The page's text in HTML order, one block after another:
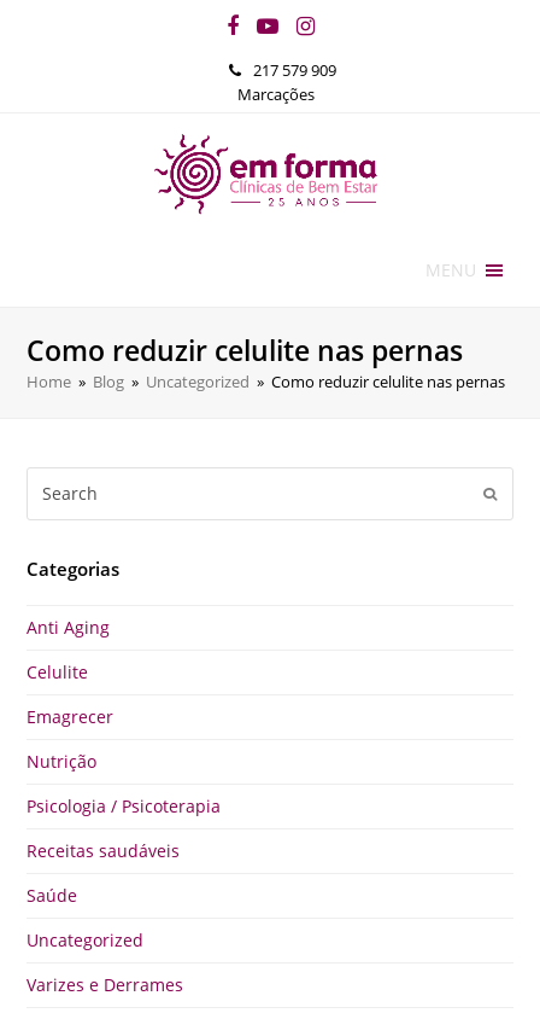
Facebook
YouTubeInstagram
217 579 909
Marcações
MENU
Como reduzir celulite nas pernas
Home » Blog » Uncategorized » Como reduzir celulite nas pernas
Categorias
Anti Aging
Celulite
Emagrecer
Nutrição
Psicologia / Psicoterapia
Receitas saudáveis
Saúde
Uncategorized
Varizes e Derrames